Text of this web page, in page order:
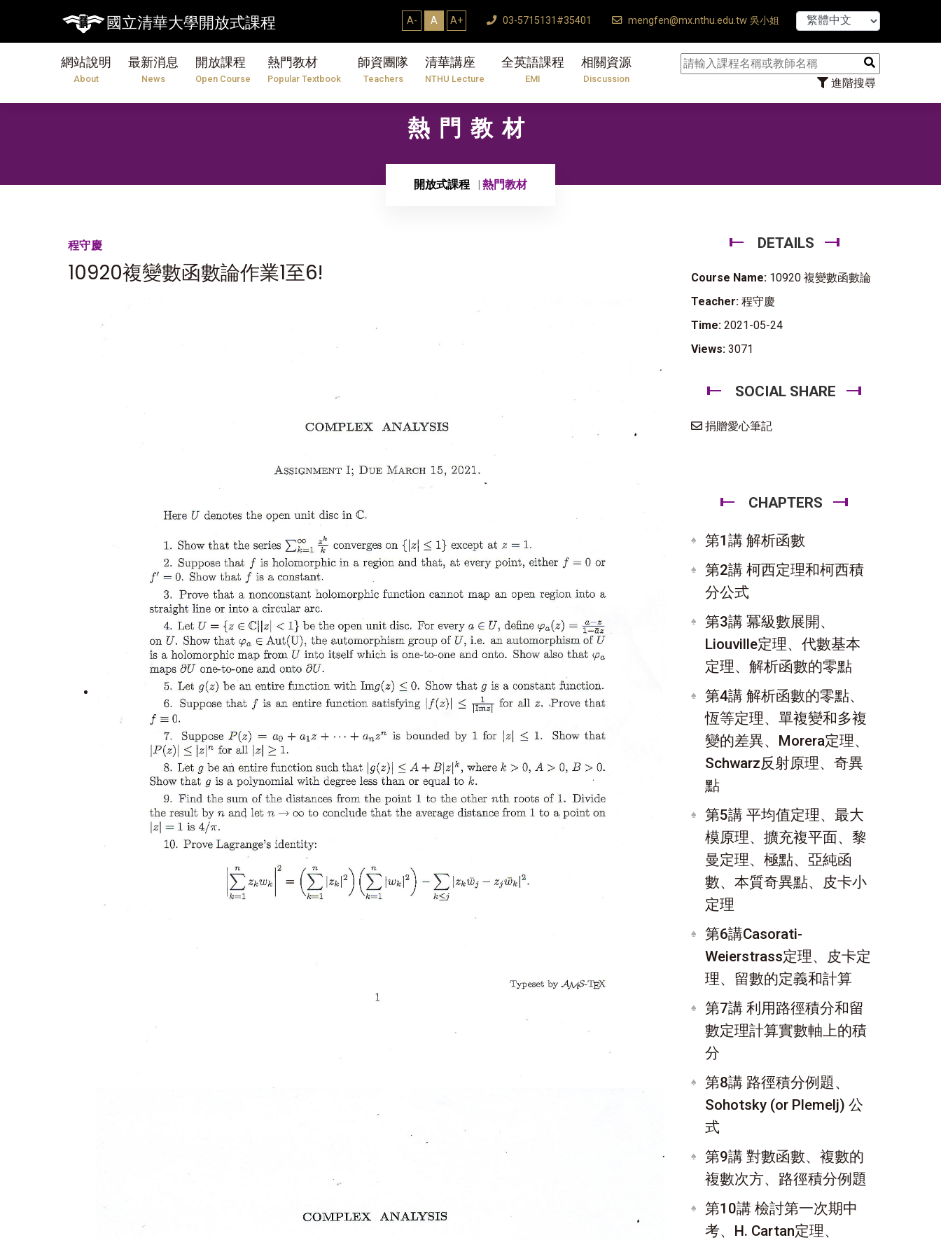
國立清華大學開放式課程 A- A A+ 03-5715131#35401 mengfen@mx.nthu.edu.tw 吳小姐
網站說明
About
最新消息
News
開放課程
Open Course
熱門教材
Popular Textbook
師資團隊
Teachers
清華講座
NTHU Lecture
全英語課程
EMI
相關資源
Discussion 進階搜尋
【7/31】
熱門教材
開放式課程 熱門教材
程守慶
10920複變數函數論作業1至6!
DETAILS
Course Name: 10920 複變數函數論
Teacher: 程守慶
Time: 2021-05-24
Views: 3071
SOCIAL SHARE
捐贈愛心筆記
CHAPTERS
第1講 解析函數
第2講 柯西定理和柯西積
分公式
第3講 冪級數展開、
Liouville定理、代數基本
定理、解析函數的零點
第4講 解析函數的零點、
恆等定理、單複變和多複
變的差異、Morera定理、
Schwarz反射原理、奇異
點
第5講 平均值定理、最大
模原理、擴充複平面、黎
曼定理、極點、亞純函
數、本質奇異點、皮卡小
定理
第6講Casorati-
Weierstrass定理、皮卡定
理、留數的定義和計算
第7講 利用路徑積分和留
數定理計算實數軸上的積
分
第8講 路徑積分例題、
Sohotsky (or Plemelj) 公
式
第9講 對數函數、複數的
複數次方、路徑積分例題
第10講 檢討第一次期中
考、H. Cartan定理、